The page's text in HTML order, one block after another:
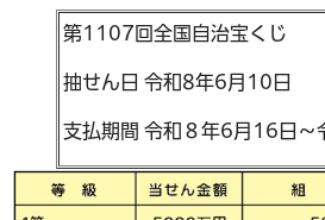
第1107回全国自治宝くじ
抽せん日 令和8年6月10日
支払期間 令和８年6月16日～